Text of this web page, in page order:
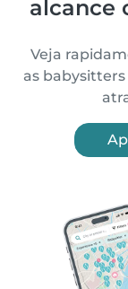
alcance
Veja
as